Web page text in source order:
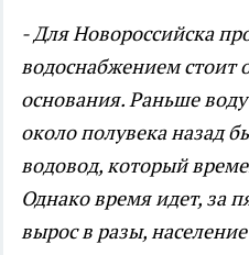
- Для Новороссийска
водоснабжением стоит
основания. Раньше
около полувека назад
водовод, который
Однако время идет, за
вырос в разы,